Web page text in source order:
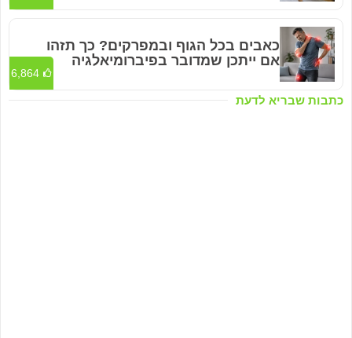
כתבות שבריא לדעת
כאבים בכל הגוף ובמפרקים? כך תזהו
אם ייתכן שמדובר בפיברומיאלגיה
6,864